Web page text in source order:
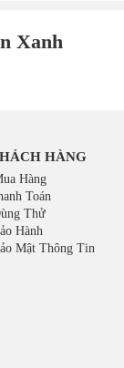
Xanh
HÀNG
Hàng
Toán
Thử
Hành
Mật Thông Tin